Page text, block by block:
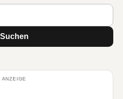
Suchen
ANZEIGE